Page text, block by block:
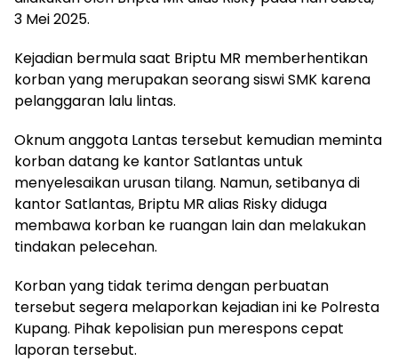
3 Mei 2025.
Kejadian bermula saat Briptu MR memberhentikan
korban yang merupakan seorang siswi SMK karena
pelanggaran lalu lintas.
Oknum anggota Lantas tersebut kemudian meminta
korban datang ke kantor Satlantas untuk
menyelesaikan urusan tilang. Namun, setibanya di
kantor Satlantas, Briptu MR alias Risky diduga
membawa korban ke ruangan lain dan melakukan
tindakan pelecehan.
Korban yang tidak terima dengan perbuatan
tersebut segera melaporkan kejadian ini ke Polresta
Kupang. Pihak kepolisian pun merespons cepat
laporan tersebut.